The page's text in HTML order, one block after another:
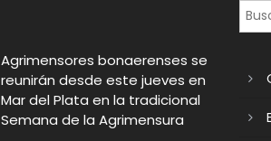
Agrimensores bonaerenses se
reunirán desde este jueves en
Mar del Plata en la tradicional
Semana de la Agrimensura